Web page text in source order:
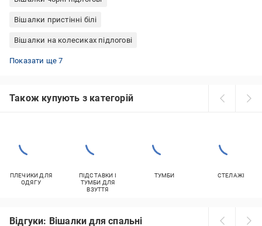
Вішалки пристінні білі
Вішалки на колесиках підлогові
Вішалки підлогові дерев'яні
Вішалки підлогові для кабінету, офісу
Стійки для одягу металеві
Вішалки венге підлогові
Вішалки подвійні підлогові
Стійка для одягу на коліщатках
Вішалки металеві для передпокою
Показати ще 7
Також купують з категорій
ПЛЕЧИКИ ДЛЯ
ОДЯГУ
ПІДСТАВКИ І
ТУМБИ ДЛЯ
ВЗУТТЯ
ТУМБИ СТЕЛАЖІ
Відгуки: Вішалки для спальні